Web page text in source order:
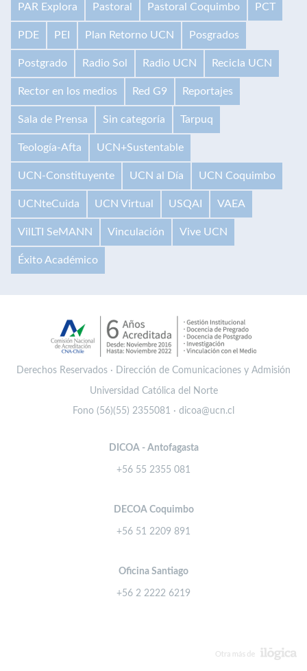
PAR Explora Pastoral Pastoral Coquimbo PCT
PDE PEI Plan Retorno UCN Posgrados
Postgrado Radio Sol Radio UCN Recicla UCN
Rector en los medios Red G9 Reportajes
Sala de Prensa Sin categoría Tarpuq
Teología-Afta UCN+Sustentable
UCN-Constituyente UCN al Día UCN Coquimbo
UCNteCuida UCN Virtual USQAI VAEA
VilLTI SeMANN Vinculación Vive UCN
Éxito Académico
Derechos Reservados · Dirección de Comunicaciones y Admisión
Universidad Católica del Norte
Fono (56)(55) 2355081 · dicoa@ucn.cl
DICOA - Antofagasta
+56 55 2355 081
DECOA Coquimbo
+56 51 2209 891
Oficina Santiago
+56 2 2222 6219